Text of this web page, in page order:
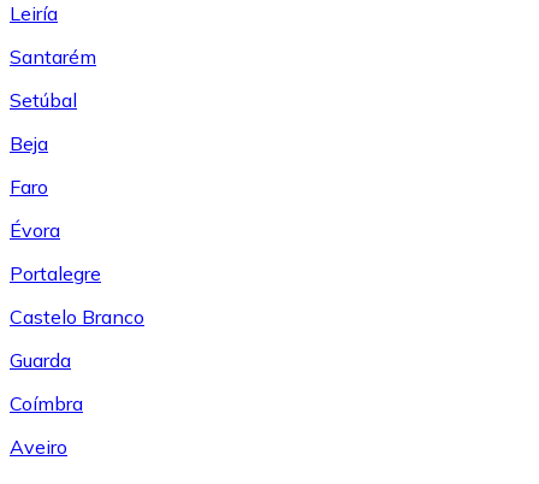
Leiría
Santarém
Setúbal
Beja
Faro
Évora
Portalegre
Castelo Branco
Guarda
Coímbra
Aveiro